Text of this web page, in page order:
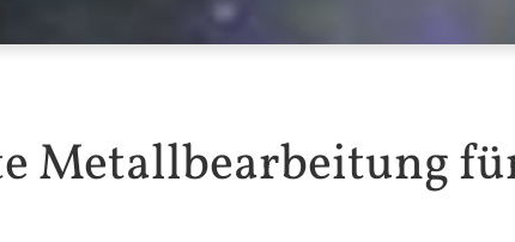
Metallbearbeitung